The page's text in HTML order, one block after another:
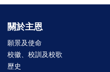
關於主恩
願景及使命
校徽、校訓及校歌
歷史